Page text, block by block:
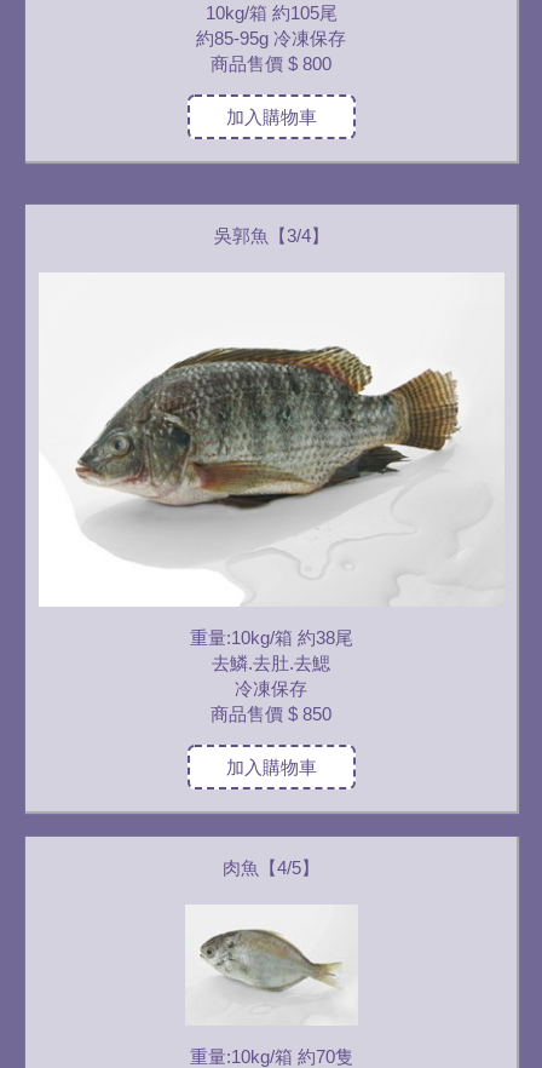
10kg/箱 約105尾
約85-95g 冷凍保存
商品售價 $ 800
加入購物車
吳郭魚【3/4】
重量:10kg/箱 約38尾
去鱗.去肚.去鰓
冷凍保存
商品售價 $ 850
加入購物車
肉魚【4/5】
重量:10kg/箱 約70隻